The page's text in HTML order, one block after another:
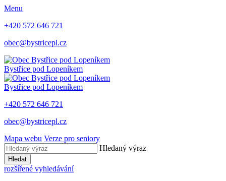
Menu
+420 572 646 721
obec@bystricepl.cz
Bystřice pod Lopeníkem
Bystřice pod Lopeníkem
+420 572 646 721
obec@bystricepl.cz
Mapa webu Verze pro seniory
Hledaný výraz
Hledat
rozšířené vyhledávání